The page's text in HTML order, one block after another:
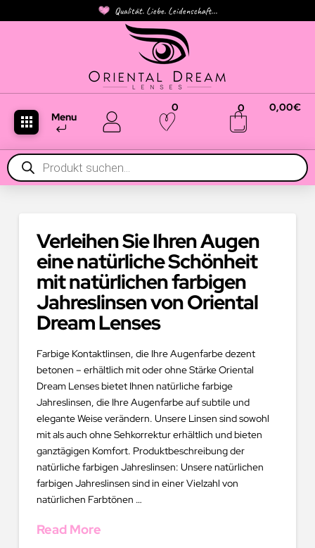
Qualität. Liebe. Leidenschaft...
Menu
0 0 0,00€
Products
search
Verleihen Sie Ihren Augen
eine natürliche Schönheit
mit natürlichen farbigen
Jahreslinsen von Oriental
Dream Lenses
Farbige Kontaktlinsen, die Ihre Augenfarbe dezent
betonen – erhältlich mit oder ohne Stärke Oriental
Dream Lenses bietet Ihnen natürliche farbige
Jahreslinsen, die Ihre Augenfarbe auf subtile und
elegante Weise verändern. Unsere Linsen sind sowohl
mit als auch ohne Sehkorrektur erhältlich und bieten
ganztägigen Komfort. Produktbeschreibung der
natürliche farbigen Jahreslinsen: Unsere natürlichen
farbigen Jahreslinsen sind in einer Vielzahl von
natürlichen Farbtönen …
Read More